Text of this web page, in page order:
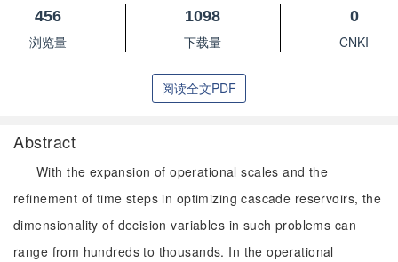
456
浏览量
1098
下载量
0
CNKI
阅读全文PDF
Abstract
With the expansion of operational scales and the
refinement of time steps in optimizing cascade reservoirs, the
dimensionality of decision variables in such problems can
range from hundreds to thousands. In the operational